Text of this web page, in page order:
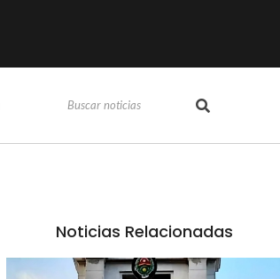
Noticias Relacionadas